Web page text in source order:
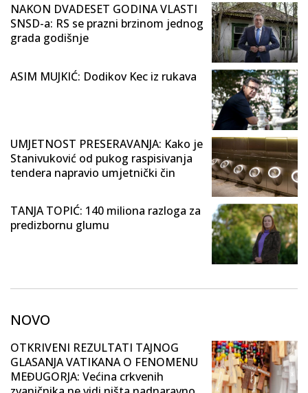
NAKON DVADESET GODINA VLASTI
SNSD-a: RS se prazni brzinom jednog
grada godišnje
ASIM MUJKIĆ: Dodikov Kec iz rukava
UMJETNOST PRESERAVANJA: Kako je
Stanivuković od pukog raspisivanja
tendera napravio umjetnički čin
TANJA TOPIĆ: 140 miliona razloga za
predizbornu glumu
NOVO
OTKRIVENI REZULTATI TAJNOG
GLASANJA VATIKANA O FENOMENU
MEĐUGORJA: Većina crkvenih